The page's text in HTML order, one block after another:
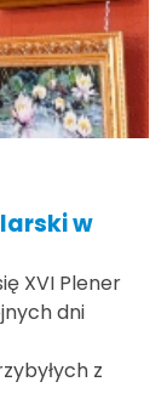
w
XVI Plener
dni
z